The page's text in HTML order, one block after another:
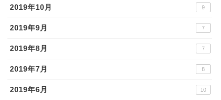
2019年10月 9
2019年9月 7
2019年8月 7
2019年7月 8
2019年6月 10